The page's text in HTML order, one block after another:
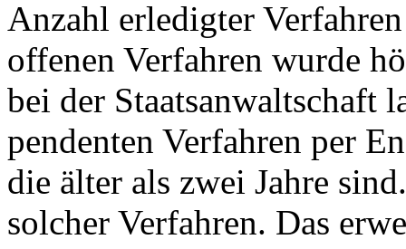
Anzahl erledigter
offenen Verfahren wurde
bei der Staatsanwaltschaft
pendenten Verfahren per
die älter als zwei Jahre
solcher Verfahren. Das